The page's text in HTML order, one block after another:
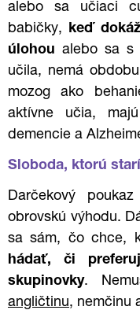
alebo sa učiaci
babičky, keď
úlohou alebo sa s
učila, nemá
mozog ako
aktívne učia,
demencie a
Sloboda, ktorú
Darčekový
obrovskú výhodu.
sa sám, čo chce,
hádať, či
skupinovky.
angličtinu, nemčinu